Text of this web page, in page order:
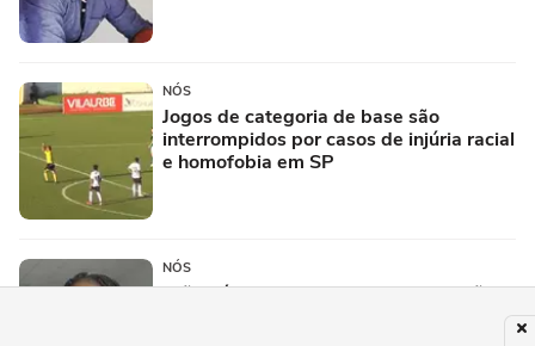
NÓS
Jogos de categoria de base são
interrompidos por casos de injúria racial
e homofobia em SP
NÓS
'Não dá para pensar projeto de nação